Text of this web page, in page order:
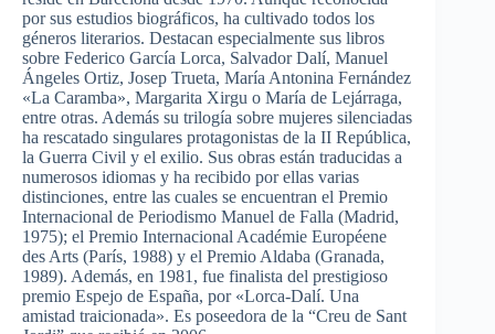
por sus estudios biográficos, ha cultivado todos los
géneros literarios. Destacan especialmente sus libros
sobre Federico García Lorca, Salvador Dalí, Manuel
Ángeles Ortiz, Josep Trueta, María Antonina Fernández
«La Caramba», Margarita Xirgu o María de Lejárraga,
entre otras. Además su trilogía sobre mujeres silenciadas
ha rescatado singulares protagonistas de la II República,
la Guerra Civil y el exilio. Sus obras están traducidas a
numerosos idiomas y ha recibido por ellas varias
distinciones, entre las cuales se encuentran el Premio
Internacional de Periodismo Manuel de Falla (Madrid,
1975); el Premio Internacional Académie Européene
des Arts (París, 1988) y el Premio Aldaba (Granada,
1989). Además, en 1981, fue finalista del prestigioso
premio Espejo de España, por «Lorca-Dalí. Una
amistad traicionada». Es poseedora de la “Creu de Sant